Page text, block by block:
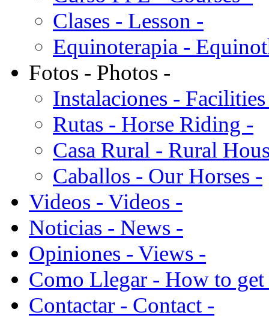
Clases - Lesson -
Equinoterapia -
Fotos - Photos -
Instalaciones -
Rutas - Horse Riding -
Casa Rural - Rural
Caballos - Our Horses -
Videos - Videos -
Noticias - News -
Opiniones - Views -
Como Llegar - How to get
Contactar - Contact -